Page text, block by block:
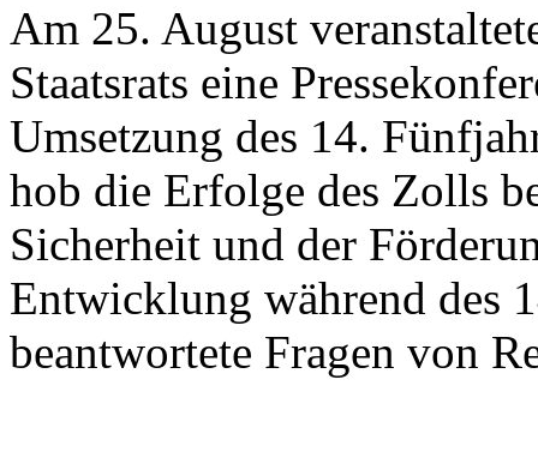
Am 25. August
Staatsrats eine
Umsetzung des 14.
hob die Erfolge des Zolls
Sicherheit und der
Entwicklung während des
beantwortete Fragen von